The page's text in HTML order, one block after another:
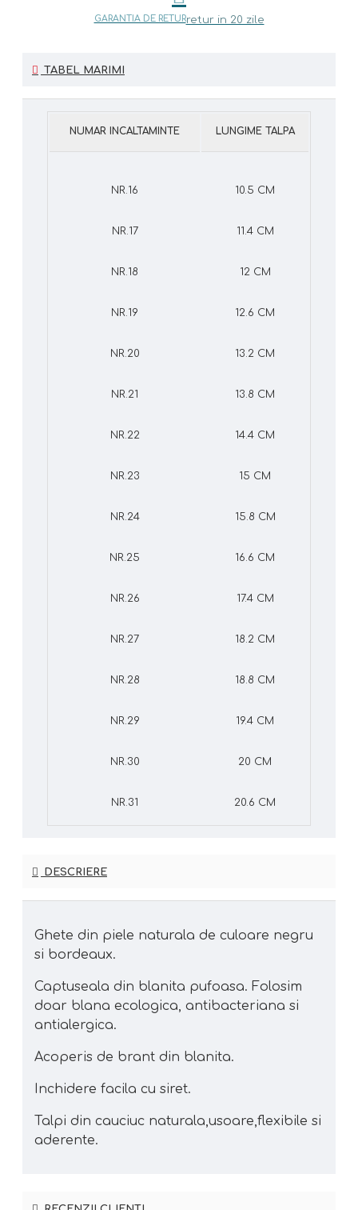
GARANTIA DE RETURretur in 20 zile
TABEL MARIMI
NUMAR INCALTAMINTE LUNGIME TALPA
NR.16 10.5 CM
NR.17 11.4 CM
NR.18 12 CM
NR.19 12.6 CM
NR.20 13.2 CM
NR.21 13.8 CM
NR.22 14.4 CM
NR.23 15 CM
NR.24 15.8 CM
NR.25 16.6 CM
NR.26 17.4 CM
NR.27 18.2 CM
NR.28 18.8 CM
NR.29 19.4 CM
NR.30 20 CM
NR.31 20.6 CM
DESCRIERE
Ghete din piele naturala de culoare negru
si bordeaux.
Captuseala din blanita pufoasa. Folosim
doar blana ecologica, antibacteriana si
antialergica.
Acoperis de brant din blanita.
Inchidere facila cu siret.
Talpi din cauciuc naturala,usoare,flexibile si
aderente.